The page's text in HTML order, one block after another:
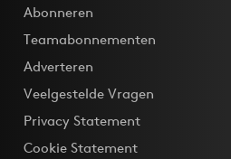
Abonneren
Teamabonnementen
Adverteren
Veelgestelde Vragen
Privacy Statement
Cookie Statement